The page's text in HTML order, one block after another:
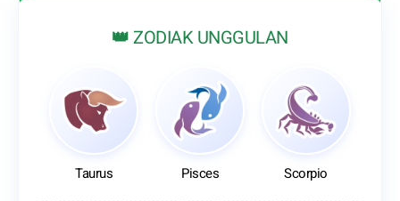
👑 ZODIAK UNGGULAN
Taurus Pisces Scorpio